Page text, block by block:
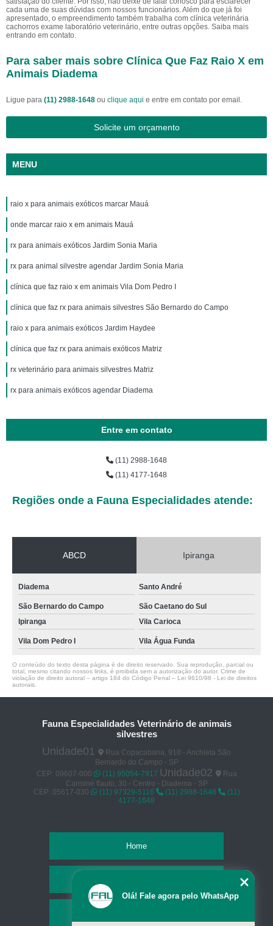
cada uma de suas dúvidas com nossos funcionários. Além do que já foi
apresentado, o empreendimento também trabalha com clínica veterinária
cachorros exame laboratório veterinário, entre outras opções. Saiba mais
entrando em contato.
Para saber mais sobre Clínica Que Faz Raio X em
Animais Diadema
Ligue para (11) 2988-1648 ou clique aqui e entre em contato por email.
Solicite um orçamento
MENU
raio x para animais exóticos marcar Mauá
onde marcar raio x em animais Mauá
rx para animais exóticos Jardim Sonia Maria
rx para animal silvestre agendar Jardim Sonia Maria
clínica que faz raio x em animais Vila Dom Pedro I
clínica que faz rx para animais silvestres São Bernardo do Campo
raio x para animais exóticos Jardim Haydee
clínica que faz rx para animais exóticos Matriz
rx veterinário para animais silvestres Matriz
rx para animais exóticos agendar Diadema
Entre em contato
(11) 2988-1648
(11) 4177-1648
Regiões onde a Fauna Especialidades atende:
ABCD Ipiranga
Diadema Santo André
São Bernardo do Campo
São Caetano do Sul
Ipiranga
Vila Carioca
Vila Dom Pedro I Vila Água Funda
O conteúdo do texto desta página é de direito reservado. Sua reprodução, parcial ou
total, mesmo citando nossos links, é proibida sem a autorização do autor. Crime de
violação de direito autoral – artigo 184 do Código Penal – Lei 9610/98 - Lei de direitos
autorais
Fauna Especialidades Veterinário de animais
silvestres
Unidade01
Rua Copacabana, 918 - Anchieta São
Bernardo do Campo - SP
CEP: 09607-000
(11) 95054-7917 Unidade02
Rua
Carminé flauto, 30 - Centro - Diadema - SP
CEP: 05617-030
(11) 97329-5116 (11) 2988-1648
(11)
4177-1648
Home
Olá! Fale agora pelo WhatsApp